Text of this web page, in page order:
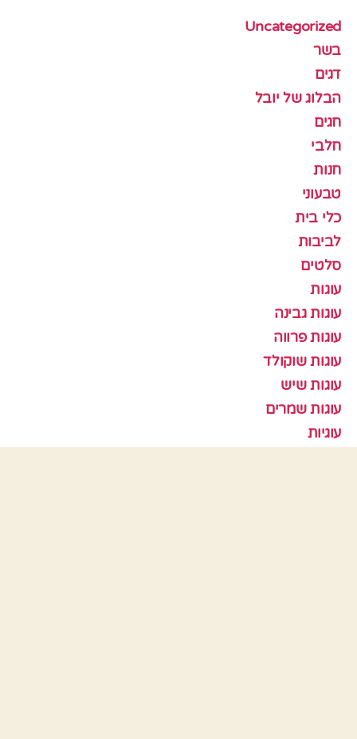
Uncategorized
בשר
דגים
הבלוג של יובל
חגים
חלבי
חנות
טבעוני
כלי בית
לביבות
סלטים
עוגות
עוגות גבינה
עוגות פרווה
עוגות שוקולד
עוגות שיש
עוגות שמרים
עוגיות